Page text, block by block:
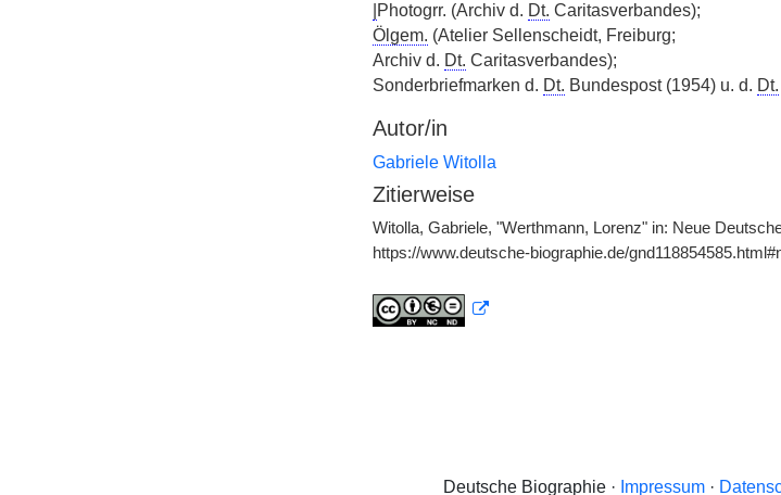
Photogrr. (Archiv d. Dt. Caritasverbandes);
Ölgem. (Atelier Sellenscheidt, Freiburg;
Archiv d. Dt. Caritasverbandes);
Sonderbriefmarken d. Dt. Bundespost (1954) u. d. Dt.
Autor/in
Gabriele Witolla
Zitierweise
Witolla, Gabriele, "Werthmann, Lorenz" in: Neue
https://www.deutsche-biographie.de/
Deutsche Biographie · Impressum ·